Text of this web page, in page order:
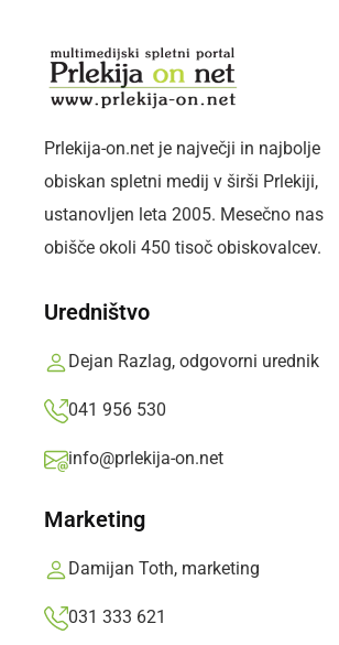
PONEDELJEK, 10. AVGUST 2026 Sledite nam:
Prlekija-on.net je največji in najbolje
obiskan spletni medij v širši Prlekiji,
ustanovljen leta 2005. Mesečno nas
obišče okoli 450 tisoč obiskovalcev.
Uredništvo
Dejan Razlag, odgovorni urednik
041 956 530
info@prlekija-on.net
Marketing
Damijan Toth, marketing
031 333 621
Naslovnica
Kultura in